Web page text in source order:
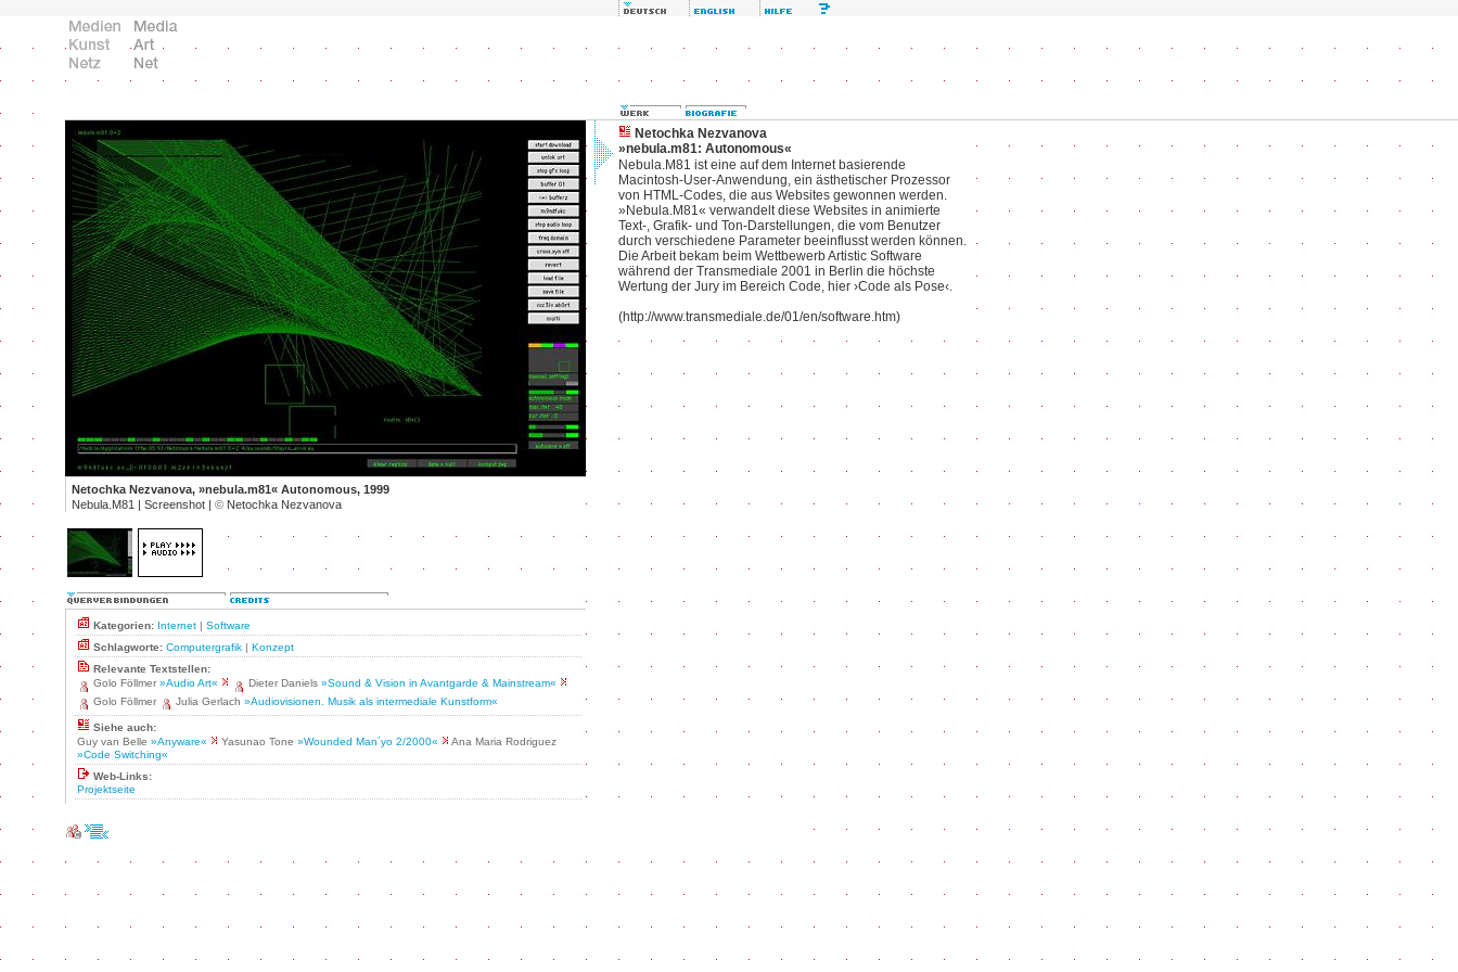
Netochka Nezvanova, »nebula.m81« Autonomous, 1999
Nebula.M81 | Screenshot | © Netochka Nezvanova
Kategorien: Internet | Software
Schlagworte: Computergrafik | Konzept
Relevante Textstellen:
Golo Föllmer »Audio Art« Dieter Daniels »Sound & Vision in Avantgarde & Mainstream«
Golo Föllmer
Julia Gerlach »Audiovisionen. Musik als intermediale Kunstform«
Siehe auch:
Guy van Belle »Anyware« Yasunao Tone »Wounded Man´yo 2/2000«
Ana Maria Rodriguez
»Code Switching«
Web-Links:
Projektseite
Netochka Nezvanova
»nebula.m81: Autonomous«
Nebula.M81 ist eine auf dem Internet basierende
Macintosh-User-Anwendung, ein ästhetischer Prozessor
von HTML-Codes, die aus Websites gewonnen werden.
»Nebula.M81« verwandelt diese Websites in animierte
Text-, Grafik- und Ton-Darstellungen, die vom Benutzer
durch verschiedene Parameter beeinflusst werden können.
Die Arbeit bekam beim Wettbewerb Artistic Software
während der Transmediale 2001 in Berlin die höchste
Wertung der Jury im Bereich Code, hier ›Code als Pose‹.
(http://www.transmediale.de/01/en/software.htm)